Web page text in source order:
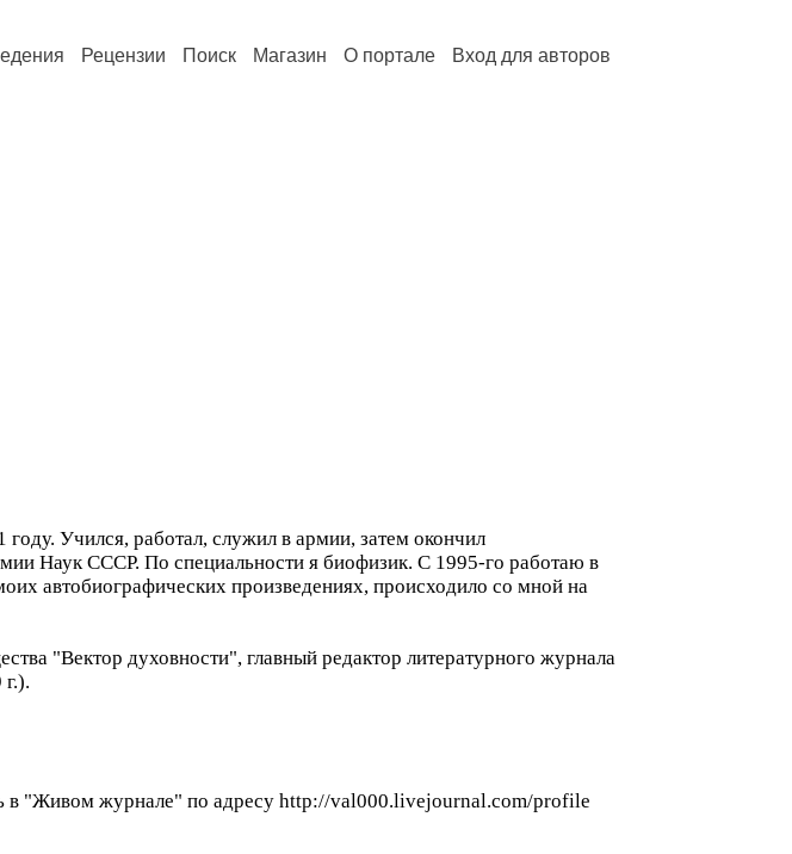
Рецензии Поиск Магазин О портале Вход для авторов
Учился, работал, служил в армии, затем окончил
Наук СССР. По специальности я биофизик. С 1995-го работаю в
автобиографических произведениях, происходило со мной на
"Вектор духовности", главный редактор литературного журнала
в "Живом журнале" по адресу http://val000.livejournal.com/profile